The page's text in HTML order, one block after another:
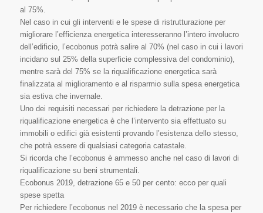
al 75%.
Nel caso in cui gli interventi e le spese di ristrutturazione per
migliorare l’efficienza energetica interesseranno l’intero involucro
dell’edificio, l’ecobonus potrà salire al 70% (nel caso in cui i lavori
incidano sul 25% della superficie complessiva del condominio),
mentre sarà del 75% se la riqualificazione energetica sarà
finalizzata al miglioramento e al risparmio sulla spesa energetica
sia estiva che invernale.
Uno dei requisiti necessari per richiedere la detrazione per la
riqualificazione energetica è che l’intervento sia effettuato su
immobili o edifici già esistenti provando l’esistenza dello stesso,
che potrà essere di qualsiasi categoria catastale.
Si ricorda che l’ecobonus è ammesso anche nel caso di lavori di
riqualificazione su beni strumentali.
Ecobonus 2019, detrazione 65 e 50 per cento: ecco per quali
spese spetta
Per richiedere l’ecobonus nel 2019 è necessario che la spesa per